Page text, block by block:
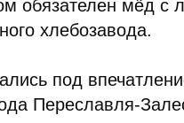
обязателен мёд с
хлебозавода.
под
Переславля-